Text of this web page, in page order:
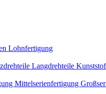
Lohnfertigung
Langdrehteile
Mittelserienfertigung